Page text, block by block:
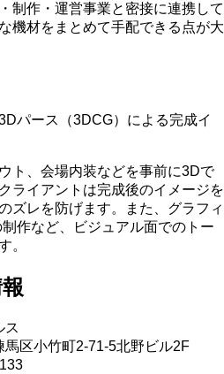
制作・運営事業と密接に連携して
機材をまとめて手配できる点が大
パース（3DCG）による完成イ
ト、会場内装などを事前に3Dで
ライアントは完成後のイメージを
ズレを防げます。また、グラフィ
作など、ビジュアル面でのトー
。
ス
区小竹町2-71-5北野ビル2F